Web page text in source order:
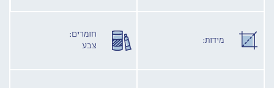
מידות:
חומרים:
צבע